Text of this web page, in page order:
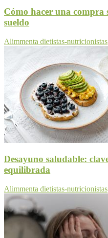
Cómo hacer una compra
sueldo
Alimmenta dietistas-nutricionistas
Desayuno saludable:
equilibrada
Alimmenta dietistas-nutricionistas